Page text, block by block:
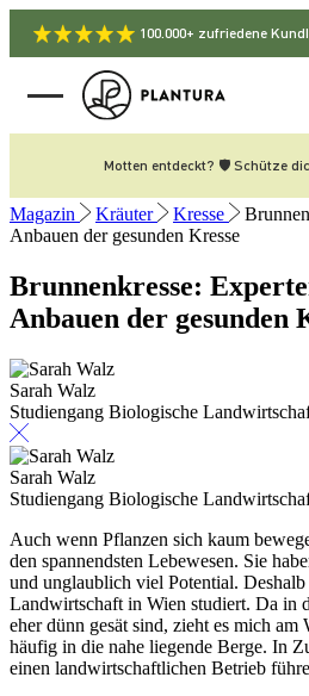
100.000+ zufriedene
Motten entdeckt? 🛡️ Schütze
Magazin Kräuter Kresse
Anbauen der gesunden Kresse
Brunnenkresse:
Anbauen der gesunden
Sarah Walz
Studiengang Biologische
Sarah Walz
Studiengang Biologische
Auch wenn Pflanzen sich kaum
den spannendsten Lebewesen. Sie
und unglaublich viel Potential.
Landwirtschaft in Wien studiert. Da in
eher dünn gesät sind, zieht es mich am
häufig in die nahe liegende Berge. In
einen landwirtschaftlichen Betrieb